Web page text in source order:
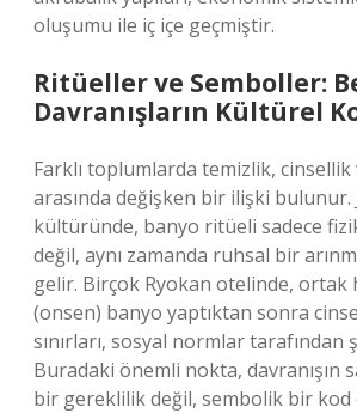
oluşumu ile iç içe geçmiştir.
Ritüeller ve Semboller:
Davranışların Kültürel
Farklı toplumlarda temizlik, cinsellik
arasında değişken bir ilişki bulunur.
kültüründe, banyo ritüeli sadece
değil, aynı zamanda ruhsal bir
gelir. Birçok Ryokan otelinde, ortak
(onsen) banyo yaptıktan sonra cinsel
sınırları, sosyal normlar tarafından
Buradaki önemli nokta, davranışın
bir gereklilik değil, sembolik bir kod